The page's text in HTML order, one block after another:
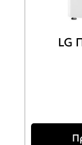
LG